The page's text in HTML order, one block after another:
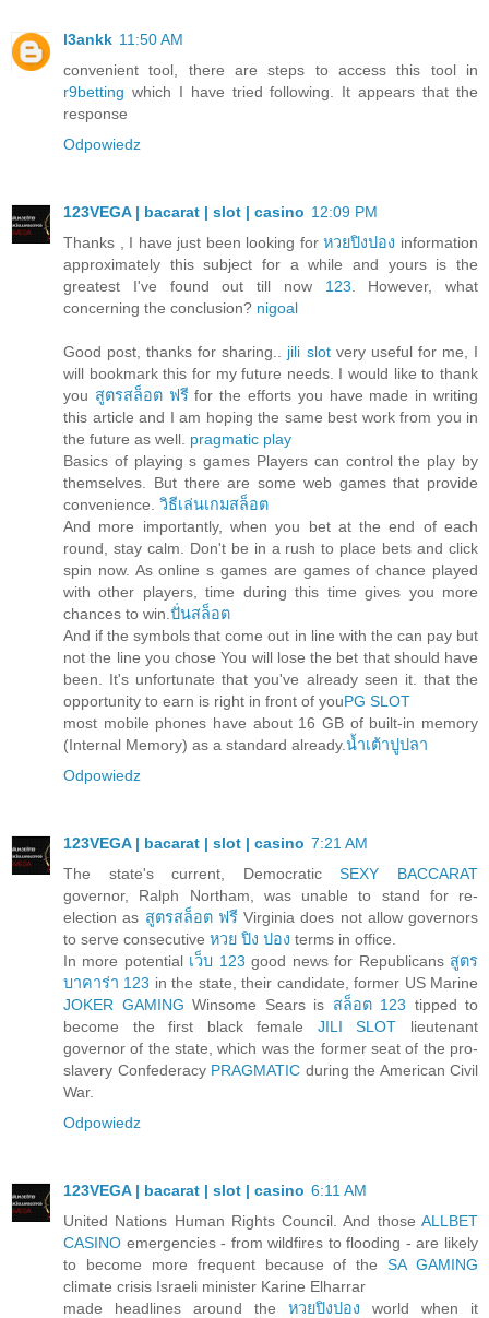
l3ankk 11:50 AM
convenient tool, there are steps to access this tool in
r9betting which I have tried following. It appears that the
response
Odpowiedz
123VEGA | bacarat | slot | casino 12:09 PM
Thanks , I have just been looking forหวยปิงปอง information
approximately this subject for a while and yours is the
greatest I've found out till now 123 . However, what
concerning the conclusion? nigoal
Good post, thanks for sharing.. jili slotvery useful for me, I
will bookmark this for my future needs. I would like to thank
you สูตรสล็อต ฟรีfor the efforts you have made in writing
this article and I am hoping the same best work from you in
the future as well. pragmatic play
Basics of playing s games Players can control the play by
themselves. But there are some web games that provide
convenience. วิธีเล่นเกมสล็อต
And more importantly, when you bet at the end of each
round, stay calm. Don't be in a rush to place bets and click
spin now. As online s games are games of chance played
with other players, time during this time gives you more
chances to win. ปั่นสล็อต
And if the symbols that come out in line with the can pay but
not the line you chose You will lose the bet that should have
been. It's unfortunate that you've already seen it. that the
opportunity to earn is right in front of youPG SLOT
most mobile phones have about 16 GB of built-in memory
(Internal Memory) as a standard already.น้ำเต้าปูปลา
Odpowiedz
123VEGA | bacarat | slot | casino 7:21 AM
The state's current, DemocraticSEXY BACCARAT
governor, Ralph Northam, was unable to stand for re-
election as สูตรสล็อต ฟรีVirginia does not allow governors
to serve consecutive หวย ปิง ปอง terms in office.
In more potential เว็บ 123 good news for Republicans สูตร
บาคาร่า 123 in the state, their candidate, former US Marine
JOKER GAMING Winsome Sears is สล็อต 123 tipped to
become the first black female JILI SLOT lieutenant
governor of the state, which was the former seat of the pro-
slavery Confederacy PRAGMATIC during the American Civil
War.
Odpowiedz
123VEGA | bacarat | slot | casino 6:11 AM
United Nations Human Rights Council. And those ALLBET
CASINO emergencies - from wildfires to flooding - are likely
to become more frequent because of theSA GAMING
climate crisis Israeli minister Karine Elharrar
made headlines around the หวยปิงปอง world when it